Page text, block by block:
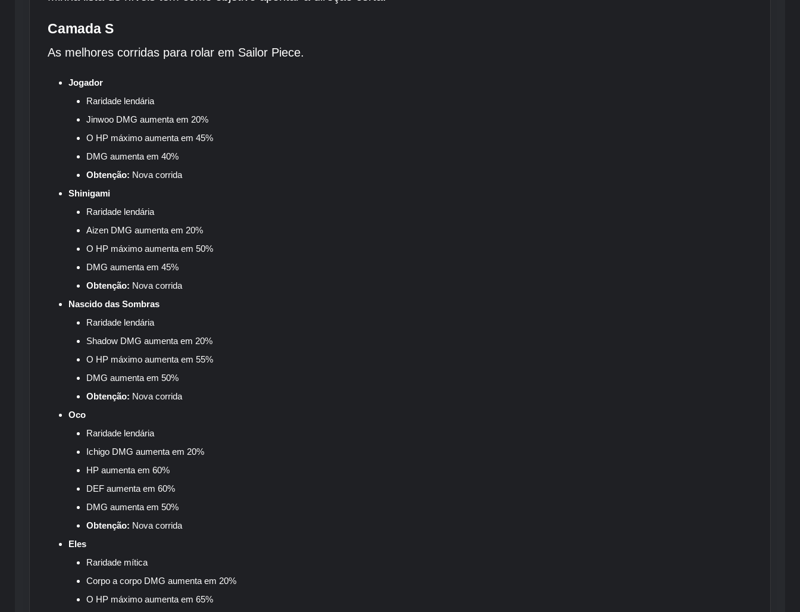
Camada S
As melhores corridas para rolar em Sailor Piece.
Jogador
Raridade lendária
Jinwoo DMG aumenta em 20%
O HP máximo aumenta em 45%
DMG aumenta em 40%
Obtenção: Nova corrida
Shinigami
Raridade lendária
Aizen DMG aumenta em 20%
O HP máximo aumenta em 50%
DMG aumenta em 45%
Obtenção: Nova corrida
Nascido das Sombras
Raridade lendária
Shadow DMG aumenta em 20%
O HP máximo aumenta em 55%
DMG aumenta em 50%
Obtenção: Nova corrida
Oco
Raridade lendária
Ichigo DMG aumenta em 20%
HP aumenta em 60%
DEF aumenta em 60%
DMG aumenta em 50%
Obtenção: Nova corrida
Eles
Raridade mítica
Corpo a corpo DMG aumenta em 20%
O HP máximo aumenta em 65%